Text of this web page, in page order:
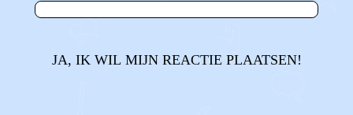
JA, IK WIL MIJN REACTIE PLAATSEN!